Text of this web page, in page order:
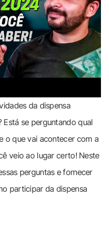
da dispensa
se perguntando qual
o que vai acontecer com a
veio ao lugar certo! Neste
perguntas e fornecer
participar da dispensa